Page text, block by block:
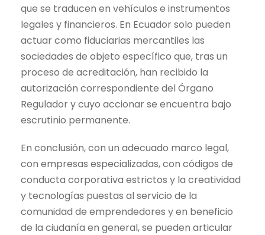
que se traducen en vehículos e instrumentos
legales y financieros. En Ecuador solo pueden
actuar como fiduciarias mercantiles las
sociedades de objeto específico que, tras un
proceso de acreditación, han recibido la
autorización correspondiente del Órgano
Regulador y cuyo accionar se encuentra bajo
escrutinio permanente.
En conclusión, con un adecuado marco legal,
con empresas especializadas, con códigos de
conducta corporativa estrictos y la creatividad
y tecnologías puestas al servicio de la
comunidad de emprendedores y en beneficio
de la ciudanía en general, se pueden articular